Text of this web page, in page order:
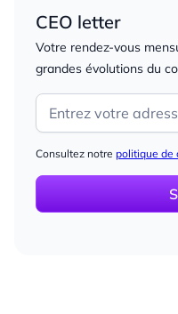
CEO letter
Votre rendez-vous
grandes évolutions du
Consultez notre politique de